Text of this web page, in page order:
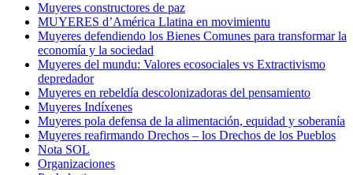
Muyeres constructores de paz
MUYERES d’América Llatina en movimientu
Muyeres defendiendo los Bienes Comunes para transformar la
economía y la sociedad
Muyeres del mundu: Valores ecosociales vs Extractivismo
depredador
Muyeres en rebeldía descolonizadoras del pensamiento
Muyeres Indíxenes
Muyeres pola defensa de la alimentación, equidad y soberanía
Muyeres reafirmando Drechos – los Drechos de los Pueblos
Nota SOL
Organizaciones